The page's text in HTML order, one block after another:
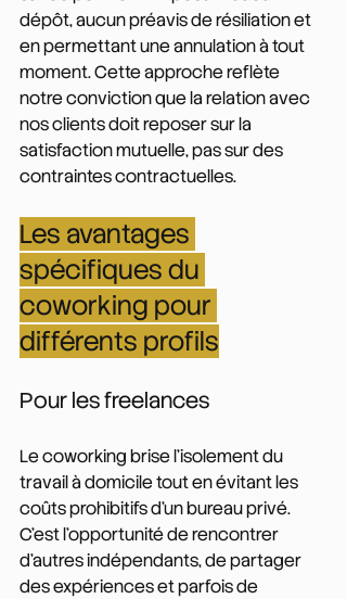
dépôt, aucun préavis de résiliation et
en permettant une annulation à tout
moment. Cette approche reflète
notre conviction que la relation avec
nos clients doit reposer sur la
satisfaction mutuelle, pas sur des
contraintes contractuelles.
Les avantages
spécifiques du
coworking pour
différents profils
Pour les freelances
Le coworking brise l'isolement du
travail à domicile tout en évitant les
coûts prohibitifs d'un bureau privé.
C'est l'opportunité de rencontrer
d'autres indépendants, de partager
des expériences et parfois de